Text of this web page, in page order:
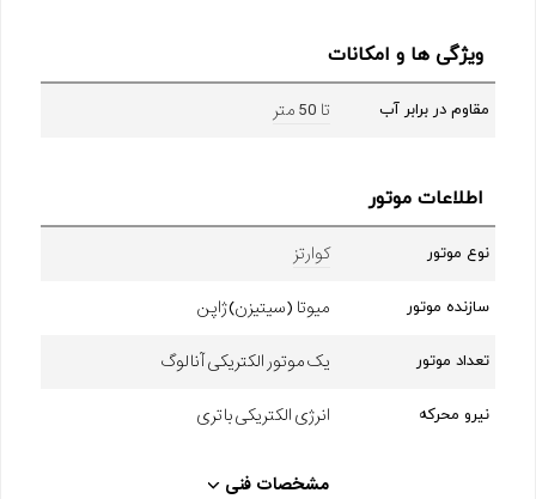
ویژگی ها و امکانات
مقاوم در برابر آب تا 50 متر
اطلاعات موتور
نوع موتور کوارتز
سازنده موتور میوتا (سیتیزن) ژاپن
تعداد موتور یک موتور الکتریکی آنالوگ
نیرو محرکه انرژی الکتریکی باتری
مشخصات فنی